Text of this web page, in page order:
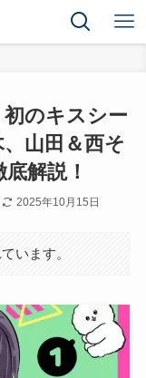
初のキスシー
山田＆西そ
解説！
2025年10月15日
います。